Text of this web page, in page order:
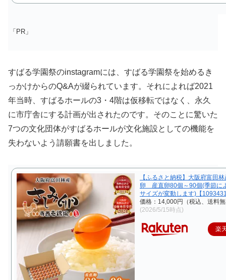
「PR」
すばる学園祭のinstagramには、すばる学園祭を始めるき
っかけからのQ&Aが綴られています。それによれば2021
年当時、すばるホールの3・4階は仮移転ではなく、永久
に市庁舎にする計画が出されたのです。そのことに驚いた
7つの文化団体がすばるホールが文化施設としての機能を
失わないよう請願書を出しました。
【ふるさと納税】大阪府富田
卵 産直卵80個～90個(季節に
サイズが変動します)【
価格：14,000円（税込、送料
(2026/5/15時点)
楽